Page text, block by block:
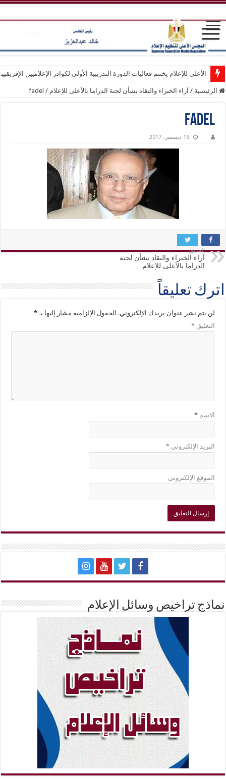
الأعلى للإعلام يختتم فعاليات الدورة التدريبية الأولى لكوادر الإعلاميين
الرئيسية / آراء الخبراء والنقاد بشأن لجنة الدراما بالأعلى للإعلام /
fadel
fadel
16 ديسمبر، 2017
السابق
آراء الخبراء والنقاد بشأن لجنة
الدراما بالأعلى للإعلام
اترك تعليقاً
لن يتم نشر عنوان بريدك الإلكتروني. الحقول الإلزامية مشار إليها بـ*
التعليق*
الاسم*
البريد الإلكتروني*
الموقع الإلكتروني
نماذج تراخيص وسائل الإعلام